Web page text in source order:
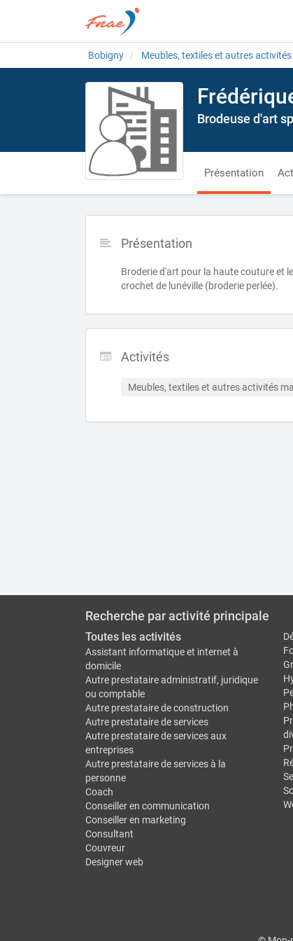
Bobigny Meubles, textiles et autres
Brodeuse d'art
Présentation
Présentation
Broderie d'art pour la haute couture et
crochet de lunéville (broderie perlée).
Activités
Meubles, textiles et autres activités
Recherche par activité principale
Toutes les activités
Assistant informatique et internet à
domicile
Autre prestataire administratif, juridique
ou comptable
Autre prestataire de construction
Autre prestataire de services
Autre prestataire de services aux
entreprises
Autre prestataire de services à la
personne
Coach
Conseiller en communication
Conseiller en marketing
Consultant
Couvreur
Designer web